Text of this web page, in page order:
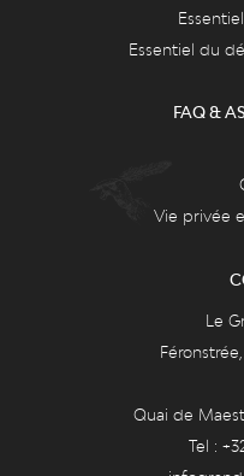
Essentiel du
FAQ &
Vie privée
Le
Quai de
Tel :